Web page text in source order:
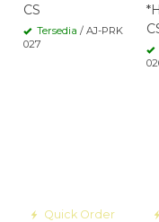
CS
Tersedia / AJ-PRK
027
Quick Order